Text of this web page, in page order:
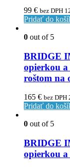
99 € bez DPH
Pridať do
0 out of 5
BRIDGE
opierkou a
roštom na
165 € bez DPH
Pridať do
0 out of 5
BRIDGE
opierkou a